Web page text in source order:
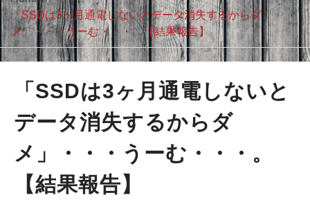
「SSDは3ヶ月通電しないとデータ消失するからダ
メ」・・・うーむ・・・。【結果報告】
「SSDは3ヶ月通電しないと
データ消失するからダ
メ」・・・うーむ・・・。
【結果報告】